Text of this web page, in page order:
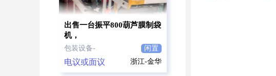
出售一台振平800葫芦膜制袋
机，
包装设备- 闲置
电议或面议 浙江-金华